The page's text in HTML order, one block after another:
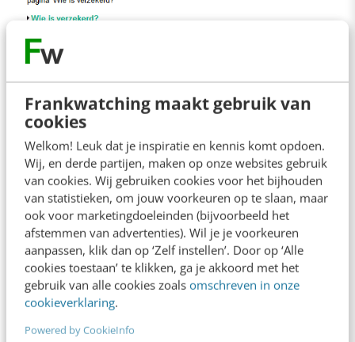
Frankwatching maakt gebruik van
cookies
Welkom! Leuk dat je inspiratie en kennis komt opdoen.
Wij, en derde partijen, maken op onze websites gebruik
van cookies. Wij gebruiken cookies voor het bijhouden
van statistieken, om jouw voorkeuren op te slaan, maar
ook voor marketingdoeleinden (bijvoorbeeld het
afstemmen van advertenties). Wil je je voorkeuren
aanpassen, klik dan op ‘Zelf instellen’. Door op ‘Alle
cookies toestaan’ te klikken, ga je akkoord met het
gebruik van alle cookies zoals omschreven in onze
cookieverklaring.
Powered by CookieInfo
Voor de Sociale Verzekeringsbank (SVB) heb
ik dit, met mijn collega’s en tekstschrijvers van
de opdrachtgever, effectief kunnen toepassen.
Want hoewel de regel “De meeste mensen zijn
automatisch verzekerd voor de AOW” niet
helemaal bovenaan staat, springt die wel
enorm in het oog.
2. Informatieve titel
Vat de kern van je verhaal in de titel